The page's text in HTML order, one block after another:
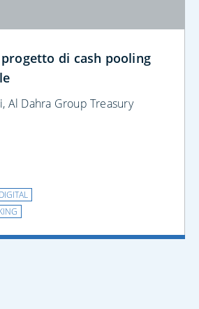
di cash pooling
Al Dahra Group Treasury
DIGITAL